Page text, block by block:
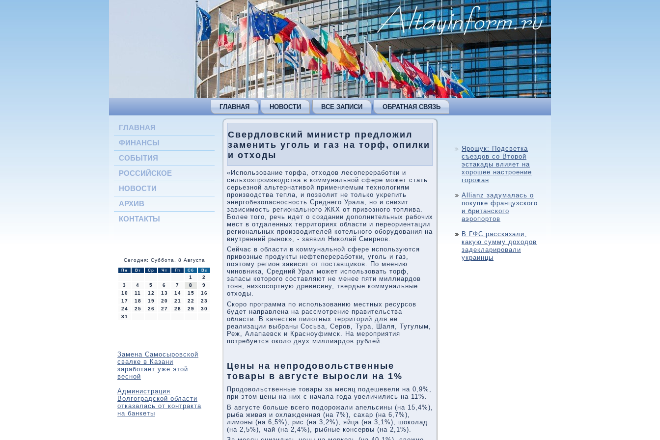
ГЛАВНАЯ НОВОСТИ ВСЕ ЗАПИСИ ОБРАТНАЯ СВЯЗЬ
ГЛАВНАЯ
ФИНАНСЫ
СОБЫТИЯ
РОССИЙСКОЕ
НОВОСТИ
АРХИВ
КОНТАКТЫ
Сегодня: Суббота, 8 Августа
Пн Вт Ср Чт Пт Сб Вс
1
2
3
4 5 6 7 8
9
10
11 12 13 14 15
16
17
18 19 20 21 22
23
24
25 26 27 28 29
30
31
Замена Самосыровской
свалке в Казани
заработает уже этой
весной
Администрация
Волгоградской области
отказалась от контракта
на банкеты
Свердловский министр предложил
заменить уголь и газ на торф, опилки
и отходы
«Использование торфа, отходов лесопереработки и
сельхозпроизводства в коммунальной сфере может стать
серьезной альтернативой применяемым технологиям
производства тепла, и позволит не только укрепить
энергобезопасносность Среднего Урала, но и снизит
зависимость регионального ЖКХ от привозного топлива.
Более того, речь идет о создании дополнительных рабочих
мест в отдаленных территориях области и переориентации
региональных производителей котельного оборудования на
внутренний рынок», - заявил Николай Смирнов.
Сейчас в области в коммунальной сфере используются
привозные продукты нефтепереработки, уголь и газ,
поэтому регион зависит от поставщиков. По мнению
чиновника, Средний Урал может использовать торф,
запасы которого составляют не менее пяти миллиардов
тонн, низкосортную древесину, твердые коммунальные
отходы.
Скоро программа по использованию местных ресурсов
будет направлена на рассмотрение правительства
области. В качестве пилотных территорий для ее
реализации выбраны Сосьва, Серов, Тура, Шаля, Тугулым,
Реж, Алапаевск и Красноуфимск. На мероприятия
потребуется около двух миллиардов рублей.
Цены на непродовольственные
товары в августе выросли на 1%
Продовольственные товары за месяц подешевели на 0,9%,
при этом цены на них с начала года увеличились на 11%.
В августе больше всего подорожали апельсины (на 15,4%),
рыба живая и охлажденная (на 7%), сахар (на 6,7%),
лимоны (на 6,5%), рис (на 3,2%), яйца (на 3,1%), шоколад
(на 2,5%), чай (на 2,4%), рыбные консервы (на 2,1%).
Ярошук: Подсветка
съездов со Второй
эстакады влияет на
хорошее настроение
горожан
Allianz задумалась о
покупке французского
и британского
аэропортов
В ГФС рассказали,
какую сумму доходов
задекларировали
украинцы